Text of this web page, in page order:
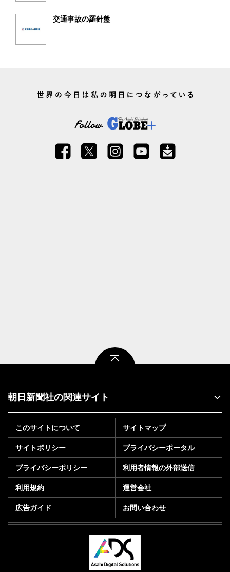
交通事故の羅針盤
朝日新聞社の関連サイト
このサイトについて サイトマップ
サイトポリシー プライバシーポータル
プライバシーポリシー 利用者情報の外部送信
利用規約 運営会社
広告ガイド お問い合わせ